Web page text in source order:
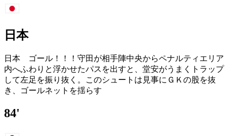
日本
日本 ゴール！！！守田が相手陣中央からペナルティエリア
内へふわりと浮かせたパスを出すと、堂安がうまくトラップ
して左足を振り抜く。このシュートは見事にＧＫの股を抜
き、ゴールネットを揺らす
84'